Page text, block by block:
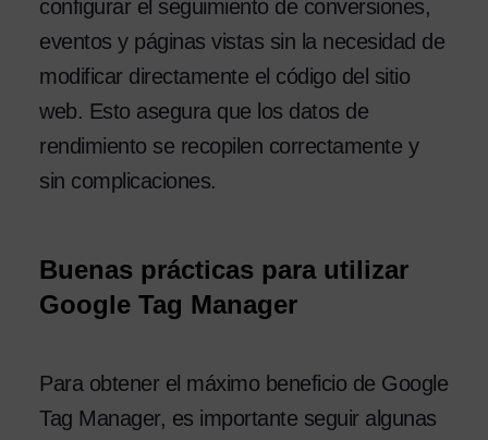
configurar el seguimiento de conversiones,
eventos y páginas vistas sin la necesidad de
modificar directamente el código del sitio
web. Esto asegura que los datos de
rendimiento se recopilen correctamente y
sin complicaciones.
Buenas prácticas para utilizar
Google Tag Manager
Para obtener el máximo beneficio de Google
Tag Manager, es importante seguir algunas